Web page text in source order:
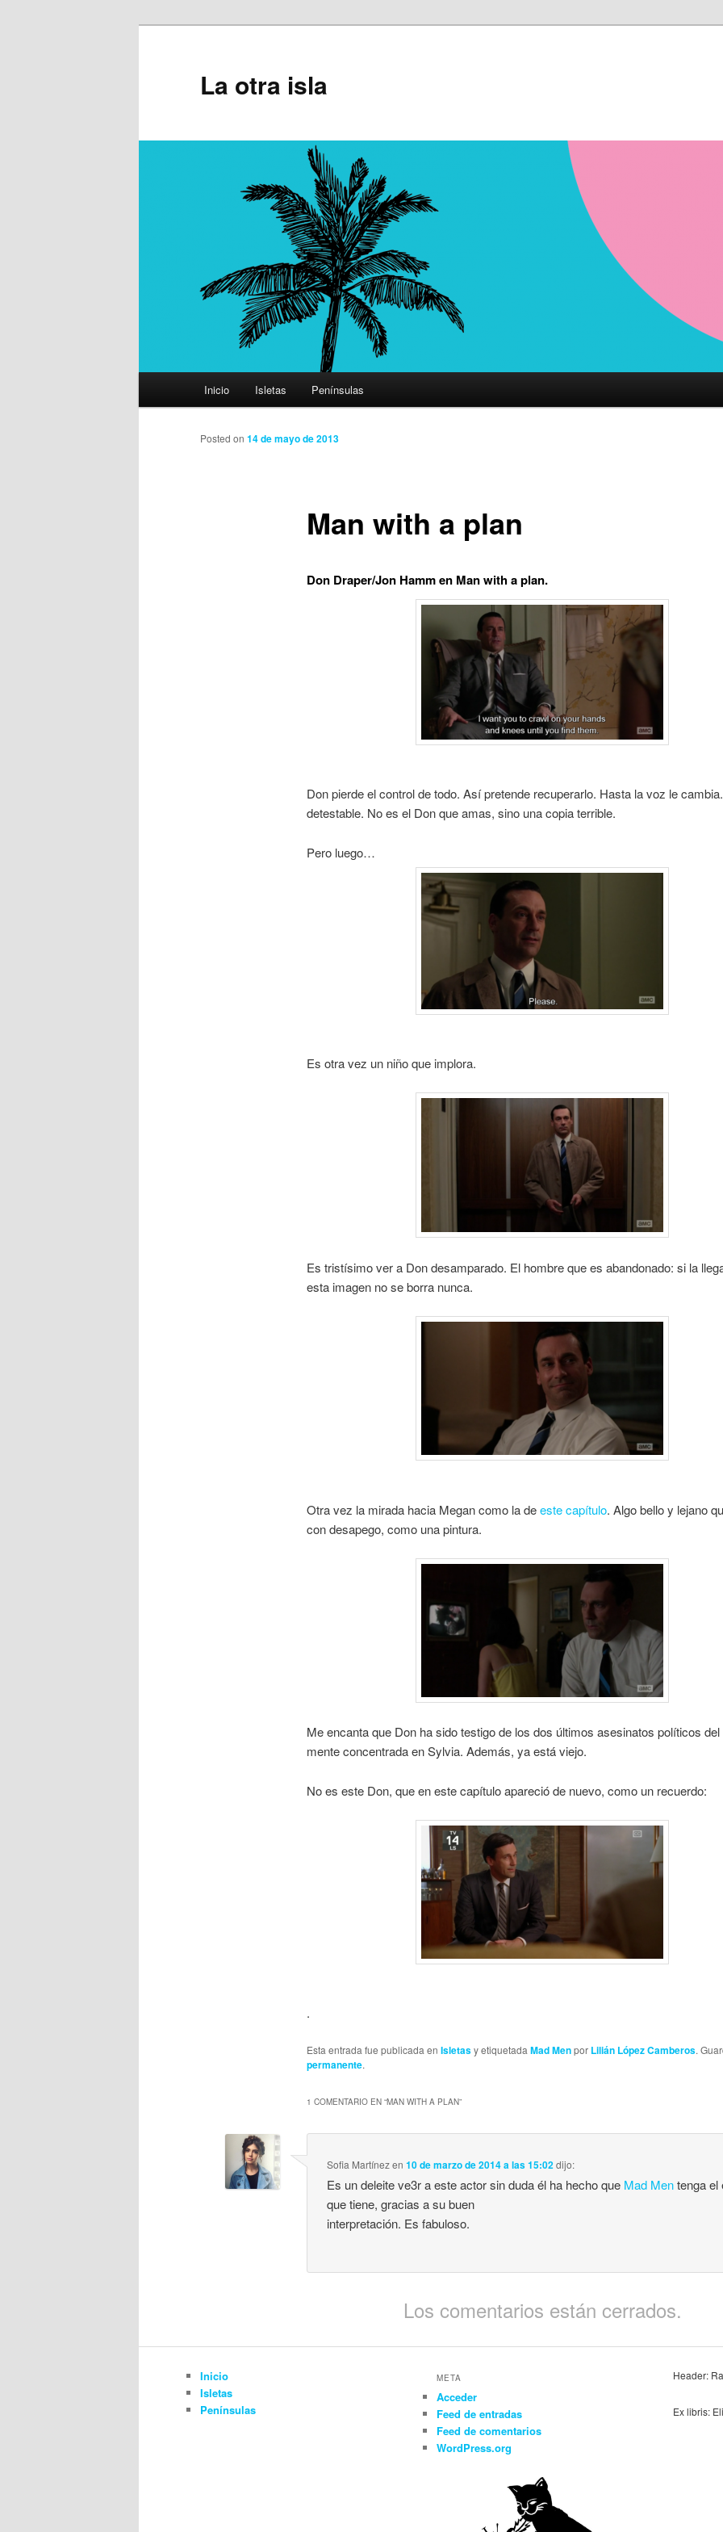
La otra isla
Inicio Isletas Penínsulas
Man with a plan
Posted on 14 de mayo de 2013
Don Draper/Jon Hamm en Man with a plan.
Don pierde el control de todo. Así pretende recuperarlo. Hasta la voz le
detestable. No es el Don que amas, sino una copia terrible.
Pero luego…
Es otra vez un niño que implora.
Es tristísimo ver a Don desamparado. El hombre que es abandonado: si la
esta imagen no se borra nunca.
Otra vez la mirada hacia Megan como la deeste capítulo. Algo bello y lejano
con desapego, como una pintura.
Me encanta que Don ha sido testigo de los dos últimos asesinatos políticos
mente concentrada en Sylvia. Además, ya está viejo.
No es este Don, que en este capítulo apareció de nuevo, como un recuerdo:
.
Esta entrada fue publicada en Isletasy etiquetada Mad Menpor Lilián López Camberos.
permanente.
1 COMENTARIO EN “MAN WITH A PLAN”
Sofia Martínezen10 de marzo de 2014 a las 15:02dijo:
Es un deleite ve3r a este actor sin duda él ha hecho que Mad Mentenga el
que tiene, gracias a su buen
interpretación. Es fabuloso.
Los comentarios están cerrados.
Inicio
Isletas
Penínsulas
META
Acceder
Feed de entradas
Feed de comentarios
WordPress.org
Header:
Ex libris: